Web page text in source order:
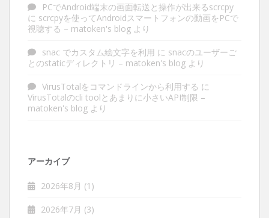
PCでAndroid端末の画面転送と操作が出来るscrcpy
に scrcpyを使ってAndroidスマートフォンの動画をPCで
視聴する – matoken's blog より
snac でカスタム絵文字を利用 に snacのユーザーご
とのstaticディレクトリ – matoken's blog より
VirusTotalをコマンドラインから利用する に
VirusTotalのcli toolとあまりに小さいAPI制限 –
matoken's blog より
アーカイブ
2026年8月 (1)
2026年7月 (3)